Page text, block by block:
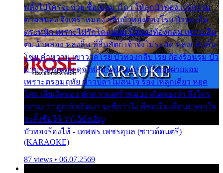
พลั้งไปใครจะช่วย ซื้อเปลมาไกว ให้ลูกบัวทอง เวรกรรม
ตามสนอง จึงเศร้าหมอง กลีบบัวทองต้องโรย บัวทองไม่
ตระหนัก เพราะไม่รักโคลนตม บัวทองท้องกลม เพราะลืม
ตมน้ำคลอง หลงลิ้น ที่สิ้นสัตย์ เจ้าจึงไม่ระมัด หลงกลิ่นลิ้น
โชย คำหวาน เขาวาดโรย บัวทองกลีบโรย ต้องร้อนรุม บัว
มาบานก่อนตูม ดุจไฟสุมร้อนรุมอุรา บัวทองผ่ายผอม
เพราะตรอมฤทัย ข้าวปลาไม่สนใจ ร้องไห้ลูกเดียว หยุด
โศก เสียเถิดทอง พักความเศร้าหมอง เถิดทองจ๋า ถึงใคร
เขาจะว่า ลูกเจ้าเกิดมา จะชื่อว่าไง พี่ขอเป็นเพื่อนปลอบใจ
จะตั้งชื่อให้ ว่าไอ้บังเอิญ
บัวทองร้องไห้ - เทพพร เพชรอุบล (ซาวด์ดนตรี)
(KARAOKE)
87 views • 06.07.2569